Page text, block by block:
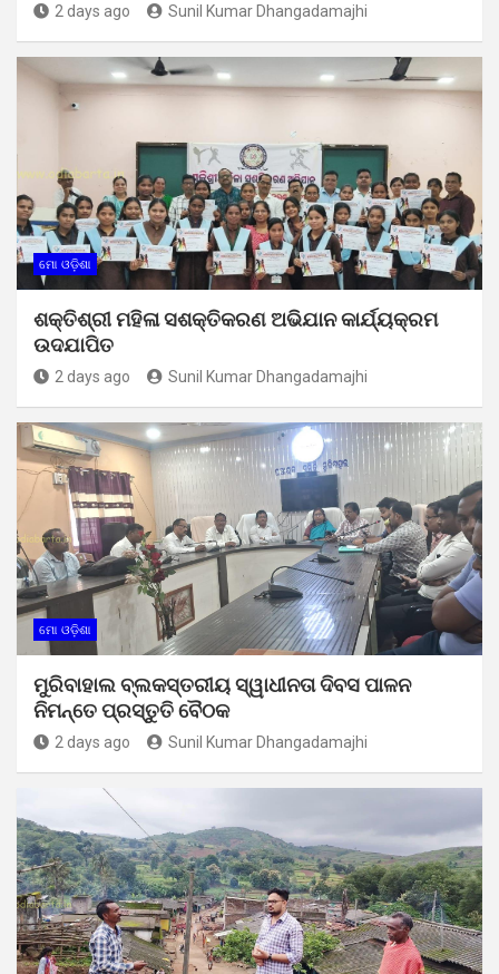
2 days ago Sunil Kumar Dhangadamajhi
ମୋ ଓଡ଼ିଶା
ଶକ୍ତିଶ୍ରୀ ମହିଳା ସଶକ୍ତିକରଣ ଅଭିଯାନ କାର୍ଯ୍ୟକ୍ରମ
ଉଦଯାପିତ
2 days ago Sunil Kumar Dhangadamajhi
ମୋ ଓଡ଼ିଶା
ମୁରିବାହାଲ ବ୍ଲକସ୍ତରୀୟ ସ୍ୱାଧୀନତା ଦିବସ ପାଳନ
ନିମନ୍ତେ ପ୍ରସ୍ତୁତି ବୈଠକ
2 days ago Sunil Kumar Dhangadamajhi